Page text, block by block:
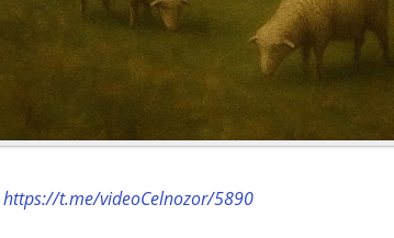
https://t.me/videoCelnozor/5890